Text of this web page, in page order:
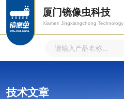
厦门镜像虫科技
Xiamen Jingxiangchong Technology
技术文章